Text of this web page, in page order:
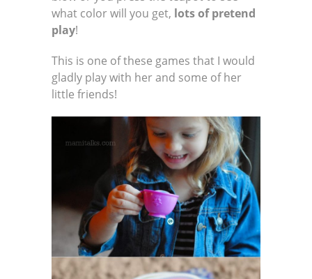
what color will you get, lots of pretend
play!
This is one of these games that I would
gladly play with her and some of her
little friends!